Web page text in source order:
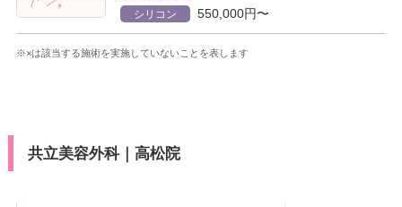
シリコン 550,000円〜
※×は該当する施術を実施していないことを表します
共立美容外科｜高松院